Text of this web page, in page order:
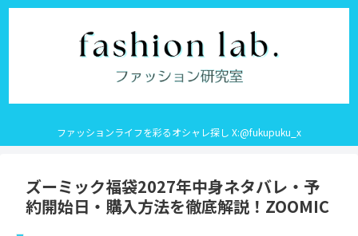
ファッションライフを彩るオシャレ探し X:@fukupuku_x
ズーミック福袋2027年中身ネタバレ・予
約開始日・購入方法を徹底解説！ZOOMIC